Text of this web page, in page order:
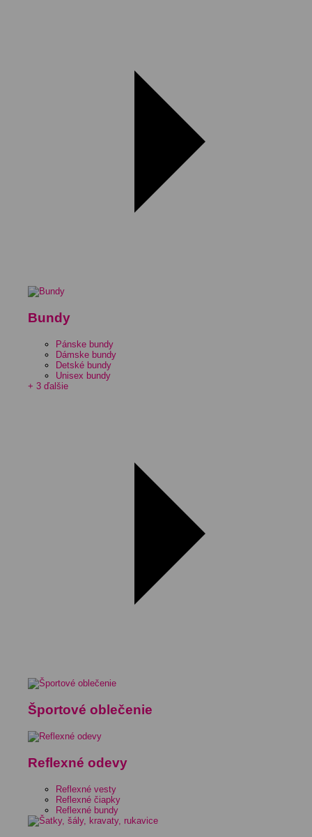
Bundy
Pánske bundy
Dámske bundy
Detské bundy
Unisex bundy
+ 3 ďalšie
Športové oblečenie
Reflexné odevy
Reflexné vesty
Reflexné čiapky
Reflexné bundy